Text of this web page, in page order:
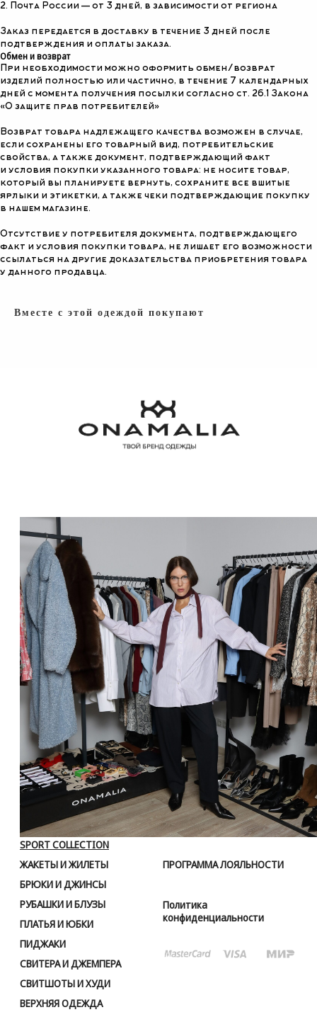
2. Почта России — от 3 дней, в зависимости от региона
Заказ передается в доставку в течение 3 дней после
подтверждения и оплаты заказа.
Обмен и возврат
При необходимости можно оформить обмен/возврат
изделий полностью или частично, в течение 7 календарных
дней с момента получения посылки согласно ст. 26.1 Закона
«О защите прав потребителей»
Возврат товара надлежащего качества возможен в случае,
если сохранены его товарный вид, потребительские
свойства, а также документ, подтверждающий факт
и условия покупки указанного товара: не носите товар,
который вы планируете вернуть, сохраните все вшитые
ярлыки и этикетки, а также чеки подтверждающие покупку
в нашем магазине.
Отсутствие у потребителя документа, подтверждающего
факт и условия покупки товара, не лишает его возможности
ссылаться на другие доказательства приобретения товара
у данного продавца.
Вместе с этой одеждой покупают
ИП АФАНАСЬЕВА ЮЛИЯ ЛЕОНИДОВНА
КОРСЕТЫ
СВИТШОТЫ И ХУДИ
ПИДЖАКИ
ПРОГРАММА ЛОЯЛЬНОСТИ
РУБАШКИ И БЛУЗЫ
БРЮКИ И ДЖИНСЫ
ЖАКЕТЫ И ЖИЛЕТЫ
SPORT COLLECTION
CRUISE COLLECTION
ВЕСЬ КАТАЛОГ
ПОКУПАТЕЛЯМ
СОЦ. СЕТИ
О БРЕНДЕ
КАТАЛОГ